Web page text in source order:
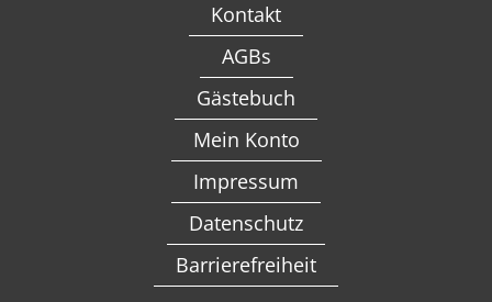
Kontakt
AGBs
Gästebuch
Mein Konto
Impressum
Datenschutz
Barrierefreiheit